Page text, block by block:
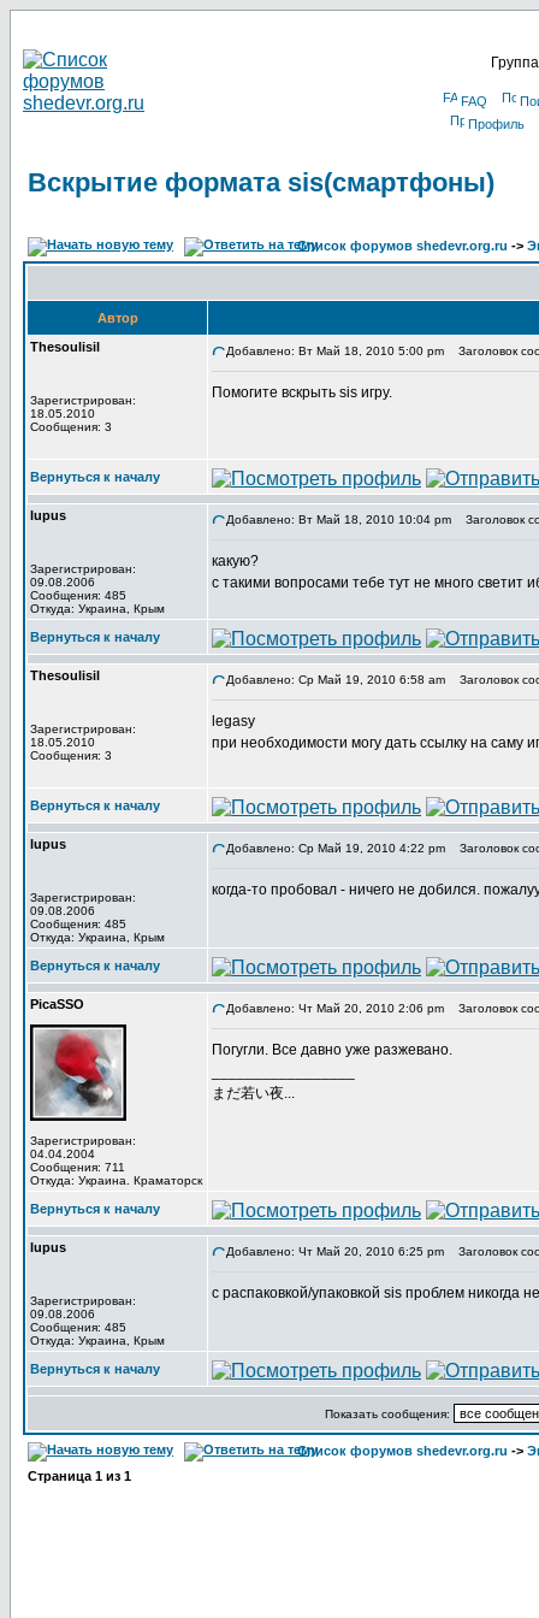
FAQ
Профиль
Вскрытие формата sis(смартфоны)
Список форумов shedevr.org.ru ->
Автор
Thesoulisil
Зарегистрирован:
18.05.2010
Сообщения: 3
Добавлено: Вт Май 18, 2010 5:00 pm Заголовок
Помогите вскрыть sis игру.
Вернуться к началу
lupus
Зарегистрирован:
09.08.2006
Сообщения: 485
Откуда: Украина, Крым
Добавлено: Вт Май 18, 2010 10:04 pm Заголовок
какую?
с такими вопросами тебе тут не много светит
Вернуться к началу
Thesoulisil
Зарегистрирован:
18.05.2010
Сообщения: 3
Добавлено: Ср Май 19, 2010 6:58 am Заголовок
legasy
при необходимости могу дать ссылку на саму
Вернуться к началу
lupus
Зарегистрирован:
09.08.2006
Сообщения: 485
Откуда: Украина, Крым
Добавлено: Ср Май 19, 2010 4:22 pm Заголовок
когда-то пробовал - ничего не добился.
Вернуться к началу
PicaSSO
Зарегистрирован:
04.04.2004
Сообщения: 711
Откуда: Украина. Краматорск
Добавлено: Чт Май 20, 2010 2:06 pm Заголовок
Погугли. Все давно уже разжевано.
まだ若い夜...
Вернуться к началу
lupus
Зарегистрирован:
09.08.2006
Сообщения: 485
Откуда: Украина, Крым
Добавлено: Чт Май 20, 2010 6:25 pm Заголовок
с распаковкой/упаковкой sis проблем никогда
Вернуться к началу
Показать сообщения:
Список форумов shedevr.org.ru ->
Страница 1 из 1